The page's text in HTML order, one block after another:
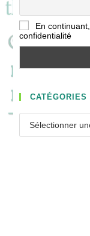
En
confidentialité
CATÉGORIES